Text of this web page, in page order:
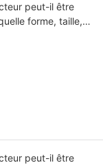
peut-il être
forme, taille,
peut-il être